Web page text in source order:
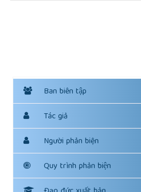
Ban biên tập
Tác giả
Người phản biện
Quy trình phản biện